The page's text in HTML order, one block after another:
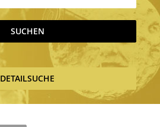
SUCHEN
DETAILSUCHE